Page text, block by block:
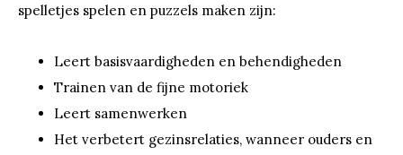
spelletjes spelen en puzzels maken zijn:
Leert basisvaardigheden en behendigheden
Trainen van de fijne motoriek
Leert samenwerken
Het verbetert gezinsrelaties, wanneer ouders en